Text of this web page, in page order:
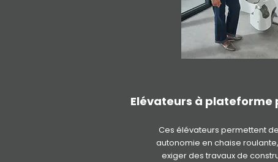
Elévateurs à plateforme
Ces élévateurs permettent
autonomie en chaise
exiger des travaux de